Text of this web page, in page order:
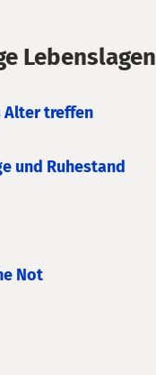
Lebenslagen
Alter treffen
und Ruhestand
Not